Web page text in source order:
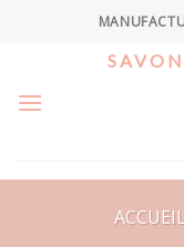
ACCUEIL